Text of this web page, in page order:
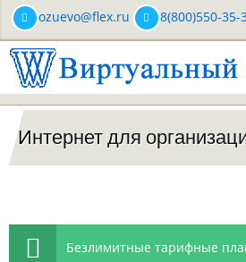
Перейти
основному
содержанию
ozuevo@flex.ru 8(800)550-35-
Интернет для
Безлимитные тарифные